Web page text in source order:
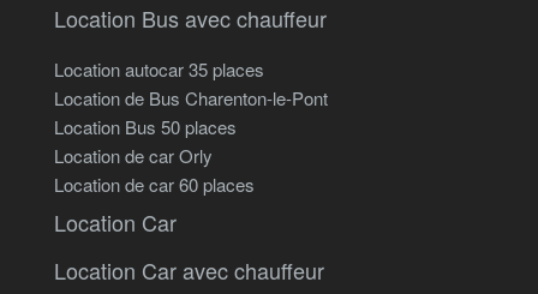
Location Bus avec chauffeur
Location autocar 35 places
Location de Bus Charenton-le-Pont
Location Bus 50 places
Location de car Orly
Location de car 60 places
Location Car
Location Car avec chauffeur